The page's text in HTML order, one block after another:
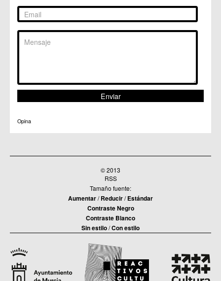
Opina
© 2013
RSS
Tamaño fuente:
Aumentar/Reducir/Estándar
Contraste Negro
Contraste Blanco
Sin estilo/Con estilo